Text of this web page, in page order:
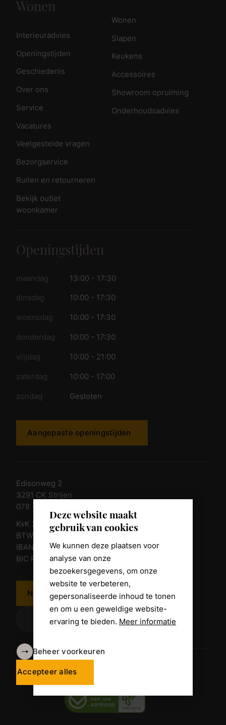
Deze website maakt
gebruik van cookies
We kunnen deze plaatsen voor
analyse van onze
bezoekersgegevens, om onze
website te verbeteren,
gepersonaliseerde inhoud te tonen
en om u een geweldige website-
ervaring te bieden. Meer informatie
Beheer voorkeuren
Accepteer alles
Wonen
Interieuradvies
Openingstijden
Geschiedenis
Over ons
Service
Vacatures
Veelgestelde vragen
Bezorgservice
Ruilen en retourneren
Bekijk outlet
woonkamer
Wonen
Slapen
Keukens
Accessoires
Showroom opruiming
Onderhoudsadvies
Openingstijden
maandag 13:00 - 17:30
dinsdag 10:00 - 17:30
woensdag 10:00 - 17:30
donderdag 10:00 - 17:30
vrijdag 10:00 - 21:00
zaterdag 10:00 - 17:00
zondag Gesloten
Aangepaste openingstijden
Edisonweg 2
3291 CK Strijen
078 - 674 84 85
KvK 23011135
BTW nr. NL 805098938.B.01
IBAN NL10 RABO 0361 8039 58
BIC RABONL2U
Neem contact op
Algemene voorwaarden